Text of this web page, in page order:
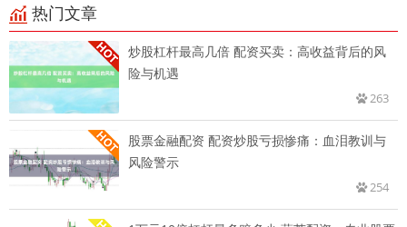
热门文章
炒股杠杆最高几倍 配资买卖：高收益背后的风
险与机遇
263
股票金融配资 配资炒股亏损惨痛：血泪教训与
风险警示
254